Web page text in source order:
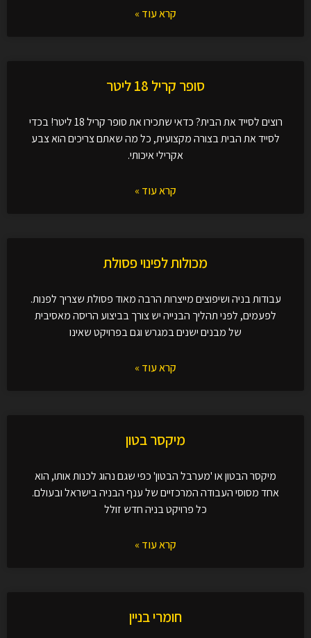
קרא עוד »
סופר קריל 18 ליטר
רוצים לסייד את הבית? כדאי שתכירו את סופר קריל 18 ליטר! בכדי
לסייד את הבית בצורה מקצועית, כל מה שאתם צריכים הוא צבע
אקרילי איכותי.
קרא עוד »
מכולות לפינוי פסולת
עבודות בניה ושיפוצים מייצרות הרבה מאוד פסולת שצריך לפנות.
לפעמים, לפני תהליך הבנייה יש צורך בביצוע הריסה מאסיבית
של מבנים ישנים במגרש וגם בפרויקט שאינו
קרא עוד »
מיקסר בטון
מיקסר הבטון או 'מערבל הבטון' כפי שגם נהוג לכנות אותו, הוא
אחד מסוסי העבודה המרכזיים של ענף הבניה בישראל ובעולם.
כל פרויקט בניה חדש זולל
קרא עוד »
חומרי בניין